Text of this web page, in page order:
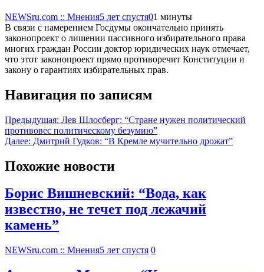
NEWSru.com :: Мнения5 лет спустя01 минуты
В связи с намерением Госдумы окончательно принять
законопроект о лишении пассивного избирательного права
многих граждан России доктор юридических наук отмечает,
что этот законопроект прямо противоречит Конституции и
закону о гарантиях избирательных прав.
Навигация по записям
Предыдущая: Лев Шлосберг: “Стране нужен политический
противовес политическому безумию”
Далее: Дмитрий Гудков: “В Кремле мучительно дрожат”
Похожие новости
Борис Вишневский: “Вода, как
известно, не течет под лежачий
камень”
NEWSru.com :: Мнения5 лет спустя 0